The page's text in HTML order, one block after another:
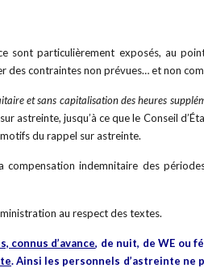
particulièrement exposés, au
des contraintes non prévues… et non
et sans capitalisation des heures
astreinte, jusqu’à ce que le Conseil
du rappel sur astreinte.
indemnitaire des
au respect des textes.
connus d’avance, de nuit, de WE ou
. Ainsi les personnels d’astreinte ne